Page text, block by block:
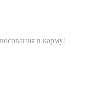
в карму!